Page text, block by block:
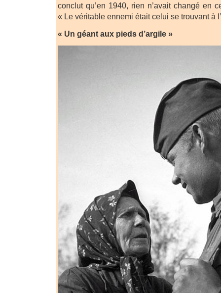
conclut qu’en 1940, rien n’avait changé en
« Le véritable ennemi était celui se trouvant à
« Un géant aux pieds d’argile »